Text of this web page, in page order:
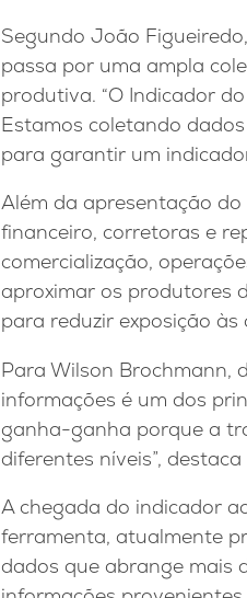
Segundo João
passa por uma ampla
produtiva. “O Indicador
Estamos coletando
para garantir um
Além da apresentação
financeiro, corretoras e
comercialização,
aproximar os produtores
para reduzir exposição às
Para Wilson Brochmann,
informações é um dos
ganha-ganha porque a
diferentes níveis”,
A chegada do indicador
ferramenta, atualmente
dados que abrange mais